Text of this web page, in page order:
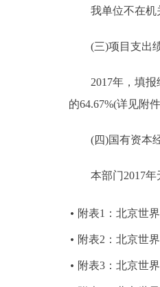
我单位不在机关
(三)项目支出绩
2017年，填报绩
的64.67%(详见附件
(四)国有资本经
本部门2017年
附表1：北京世
附表2：北京世
附表3：北京世